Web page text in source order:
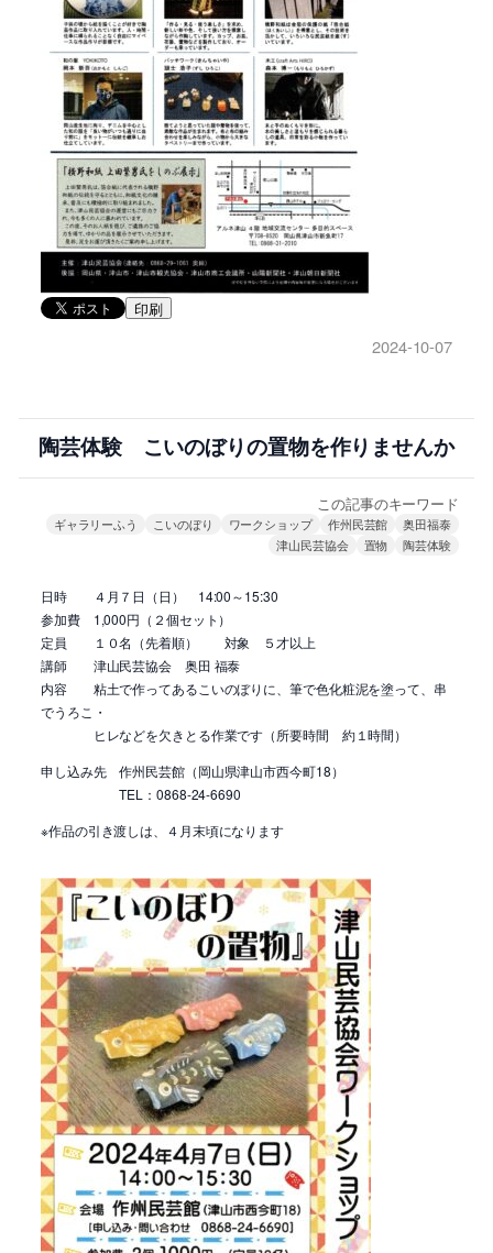
印刷
2024-10-07
陶芸体験 こいのぼりの置物を作りませんか
この記事のキーワード
ギャラリーふう こいのぼり ワークショップ 作州民芸館
奥田福泰
津山民芸協会
置物 陶芸体験
日時 ４月７日（日） 14:00～15:30
参加費 1,000円（２個セット）
定員 １０名（先着順） 対象 ５才以上
講師 津山民芸協会 奥田 福泰
内容 粘土で作ってあるこいのぼりに、筆で色化粧泥を塗って、串
でうろこ・
ヒレなどを欠きとる作業です（所要時間 約１時間）
申し込み先 作州民芸館（岡山県津山市西今町18）
TEL：0868-24-6690
※作品の引き渡しは、４月末頃になります